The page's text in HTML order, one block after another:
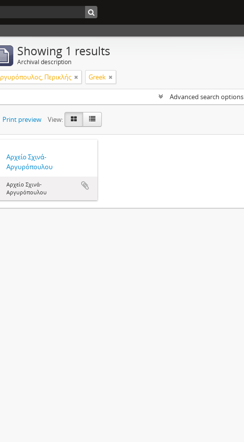
Showing 1 results
Archival description
Περικλής Greek
Advanced search options
Print preview View:
Αρχείο Σχινά-
Αργυρόπουλου
Αρχείο Σχινά-
Αργυρόπουλου